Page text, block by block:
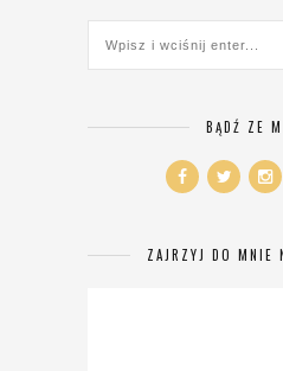
BĄDŹ ZE
ZAJRZYJ DO MNIE